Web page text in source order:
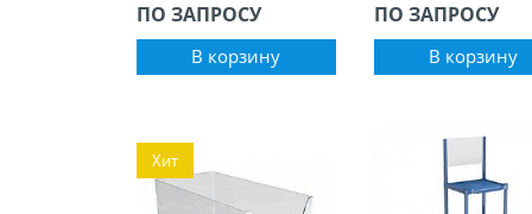
ПО ЗАПРОСУ
В корзину
ПО ЗАПРОСУ
В корзину
Хит